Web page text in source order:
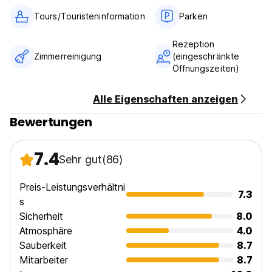
Der Empfang ist von 7.00 bis 19.00 Uhr
Unsere Immobilie wird für die erste Nacht vorautorisiert, um
die Buchung zu sichern
(Auto-translated from original language)
Tours/Touristeninformation Parken
Zimmerreinigung
Rezeption
(eingeschränkte
Öffnungszeiten)
Alle Eigenschaften anzeigen
Bewertungen
7.4Sehr gut(86)
Preis-Leistungsverhältni
s
7.3
Sicherheit
8.0
Atmosphäre
4.0
Sauberkeit
8.7
Mitarbeiter
8.7